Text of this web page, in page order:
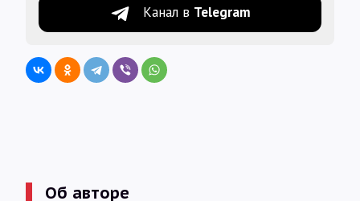
Канал в Telegram
Об авторе